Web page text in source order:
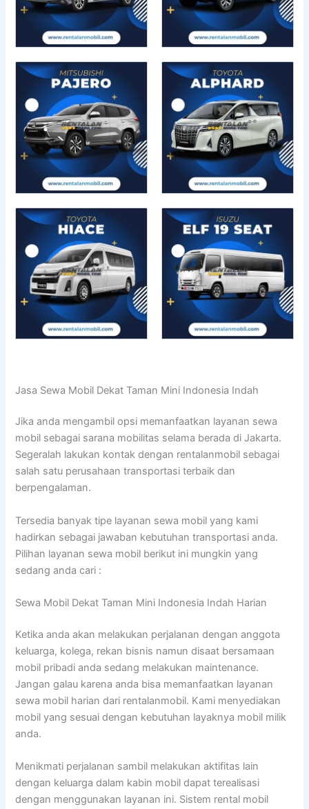
Jasa Sewa Mobil Dekat Taman Mini Indonesia Indah
Jika anda mengambil opsi memanfaatkan layanan sewa
mobil sebagai sarana mobilitas selama berada di Jakarta.
Segeralah lakukan kontak dengan rentalanmobil sebagai
salah satu perusahaan transportasi terbaik dan
berpengalaman.
Tersedia banyak tipe layanan sewa mobil yang kami
hadirkan sebagai jawaban kebutuhan transportasi anda.
Pilihan layanan sewa mobil berikut ini mungkin yang
sedang anda cari :
Sewa Mobil Dekat Taman Mini Indonesia Indah Harian
Ketika anda akan melakukan perjalanan dengan anggota
keluarga, kolega, rekan bisnis namun disaat bersamaan
mobil pribadi anda sedang melakukan maintenance.
Jangan galau karena anda bisa memanfaatkan layanan
sewa mobil harian dari rentalanmobil. Kami menyediakan
mobil yang sesuai dengan kebutuhan layaknya mobil milik
anda.
Menikmati perjalanan sambil melakukan aktifitas lain
dengan keluarga dalam kabin mobil dapat terealisasi
dengan menggunakan layanan ini. Sistem rental mobil